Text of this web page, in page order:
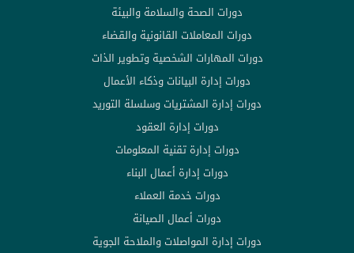
دورات الصحة والسلامة والبيئة
دورات المعاملات القانونية والقضاء
دورات المهارات الشخصية وتطوير الذات
دورات إدارة البيانات وذكاء الأعمال
دورات إدارة المشتريات وسلسلة التوريد
دورات إدارة العقود
دورات إدارة تقنية المعلومات
دورات إدارة أعمال البناء
دورات خدمة العملاء
دورات أعمال الصيانة
دورات إدارة المواصلات والملاحة الجوية